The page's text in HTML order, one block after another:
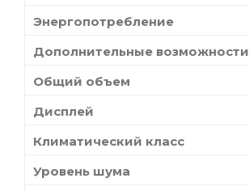
Энергопотребление
Дополнительные возможности
Общий объем
Дисплей
Климатический класс
Уровень шума